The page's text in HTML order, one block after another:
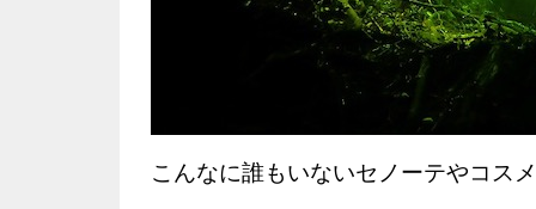
こんなに誰もいないセノーテやコス